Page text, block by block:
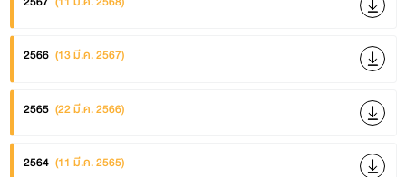
2566 (13 มี.ค. 2567)
2565 (22 มี.ค. 2566)
2564 (11 มี.ค. 2565)